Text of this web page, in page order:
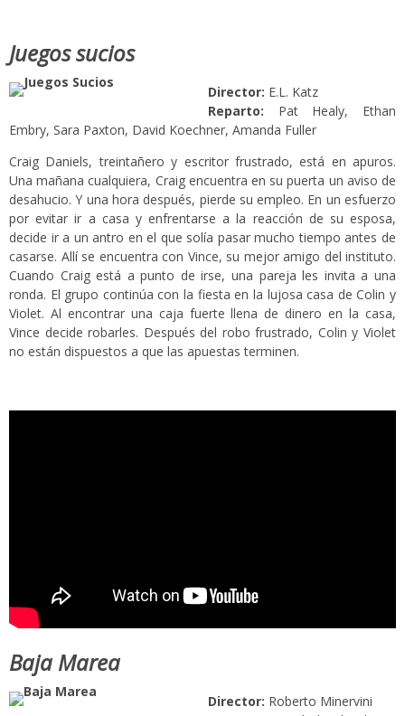
Juegos sucios
Director: E.L. Katz
Reparto: Pat Healy, Ethan
Embry, Sara Paxton, David Koechner, Amanda Fuller
Craig Daniels, treintañero y escritor frustrado, está en apuros.
Una mañana cualquiera, Craig encuentra en su puerta un aviso de
desahucio. Y una hora después, pierde su empleo. En un esfuerzo
por evitar ir a casa y enfrentarse a la reacción de su esposa,
decide ir a un antro en el que solía pasar mucho tiempo antes de
casarse. Allí se encuentra con Vince, su mejor amigo del instituto.
Cuando Craig está a punto de irse, una pareja les invita a una
ronda. El grupo continúa con la fiesta en la lujosa casa de Colin y
Violet. Al encontrar una caja fuerte llena de dinero en la casa,
Vince decide robarles. Después del robo frustrado, Colin y Violet
no están dispuestos a que las apuestas terminen.
Baja Marea
Director: Roberto Minervini